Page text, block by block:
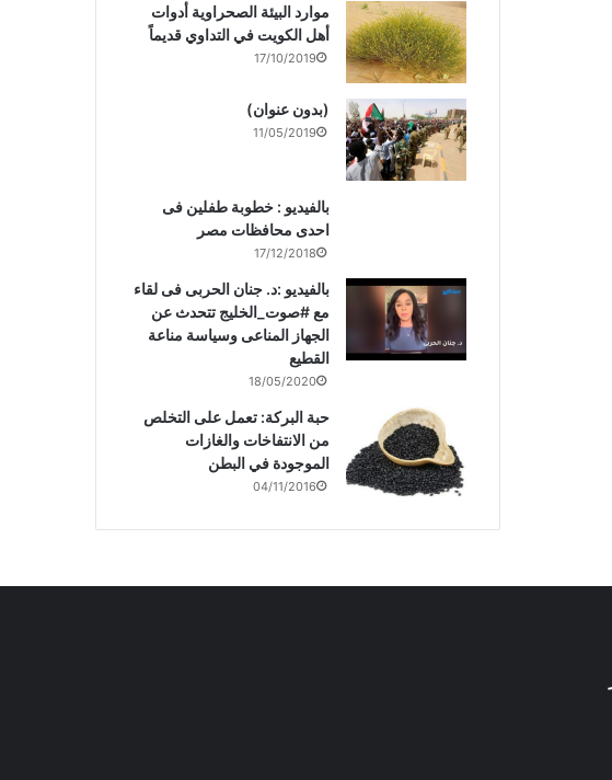
موارد البيئة الصحراوية أدوات
أهل الكويت في التداوي قديماً
17/10/2019
(بدون عنوان)
11/05/2019
بالفيديو : خطوبة طفلين فى
احدى محافظات مصر
17/12/2018
بالفيديو :د. جنان الحربى فى لقاء
مع #صوت_الخليج تتحدث عن
الجهاز المناعى وسياسة مناعة
القطيع
18/05/2020
حبة البركة: تعمل على التخلص
من الانتفاخات والغازات
الموجودة في البطن
04/11/2016